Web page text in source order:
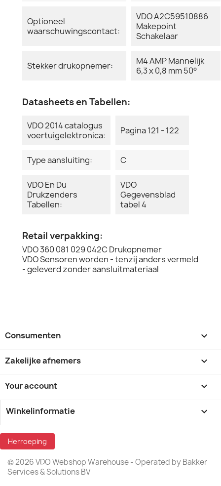
Optioneel
waarschuwingscontact:
VDO A2C59510886
Makepoint
Schakelaar
Stekker drukopnemer:
M4 AMP Mannelijk
6,3 x 0,8 mm 50°
Datasheets en Tabellen:
VDO 2014 catalogus
voertuigelektronica:
Pagina 121 - 122
Type aansluiting: C
VDO En Du
Drukzenders
Tabellen:
VDO
Gegevensblad
tabel 4
Retail verpakking:
VDO 360 081 029 042C Drukopnemer
VDO Sensoren worden - tenzij anders vermeld
- geleverd zonder aansluitmateriaal
Consumenten 
Zakelijke afnemers 
Your account 
Winkelinformatie keyboard_arrow_down
Herroeping
© 2026 VDO Webshop Warehouse - Operated by Bakker
Services & Solutions BV